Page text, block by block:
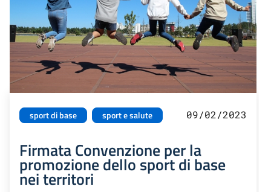
sport di base sport e salute 09/02/2023
Firmata Convenzione per la
promozione dello sport di base
nei territori